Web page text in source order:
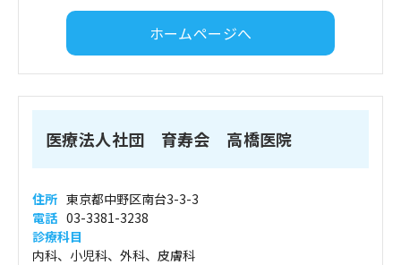
ホームページへ
医療法人社団 育寿会 高橋医院
住所 東京都中野区南台3-3-3
電話 03-3381-3238
診療科目
内科、小児科、外科、皮膚科